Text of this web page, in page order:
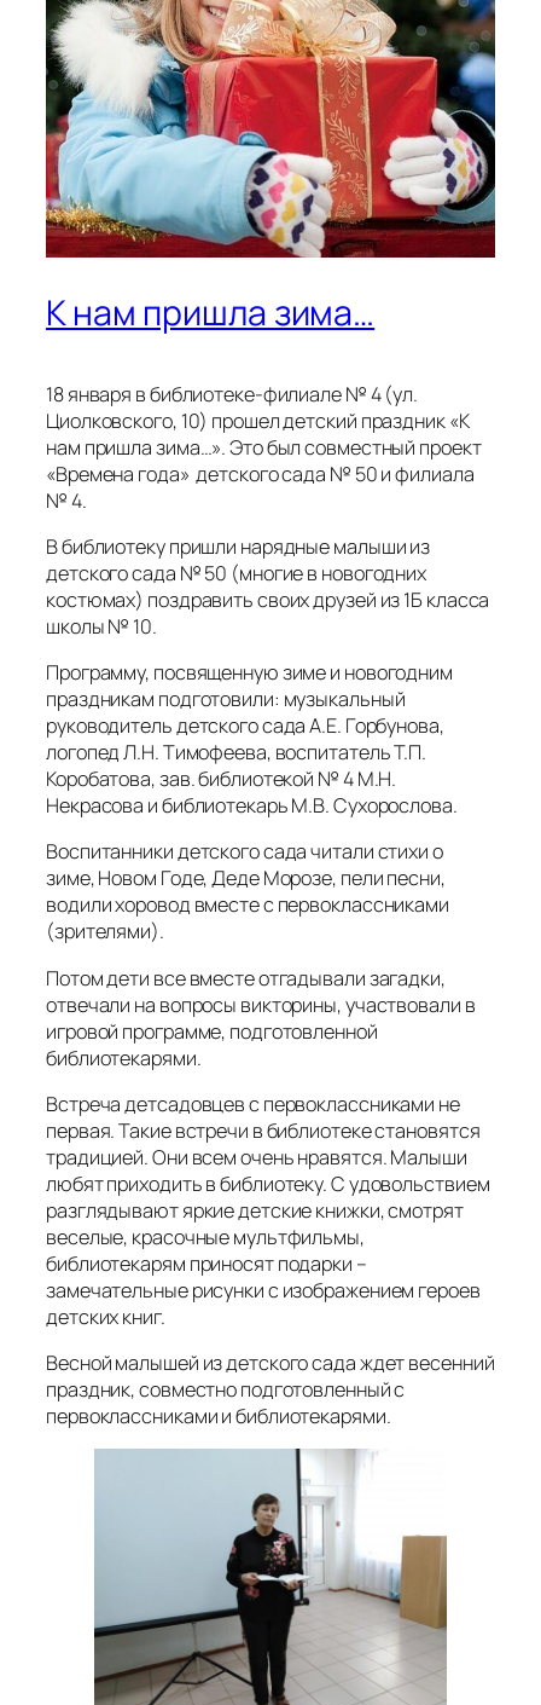
К нам пришла зима…
18 января в библиотеке-филиале № 4 (ул.
Циолковского, 10) прошел детский праздник «К
нам пришла зима…». Это был совместный проект
«Времена года» детского сада № 50 и филиала
№ 4.
В библиотеку пришли нарядные малыши из
детского сада № 50 (многие в новогодних
костюмах) поздравить своих друзей из 1Б класса
школы № 10.
Программу, посвященную зиме и новогодним
праздникам подготовили: музыкальный
руководитель детского сада А.Е. Горбунова,
логопед Л.Н. Тимофеева, воспитатель Т.П.
Коробатова, зав. библиотекой № 4 М.Н.
Некрасова и библиотекарь М.В. Сухорослова.
Воспитанники детского сада читали стихи о
зиме, Новом Годе, Деде Морозе, пели песни,
водили хоровод вместе с первоклассниками
(зрителями).
Потом дети все вместе отгадывали загадки,
отвечали на вопросы викторины, участвовали в
игровой программе, подготовленной
библиотекарями.
Встреча детсадовцев с первоклассниками не
первая. Такие встречи в библиотеке становятся
традицией. Они всем очень нравятся. Малыши
любят приходить в библиотеку. С удовольствием
разглядывают яркие детские книжки, смотрят
веселые, красочные мультфильмы,
библиотекарям приносят подарки –
замечательные рисунки с изображением героев
детских книг.
Весной малышей из детского сада ждет весенний
праздник, совместно подготовленный с
первоклассниками и библиотекарями.